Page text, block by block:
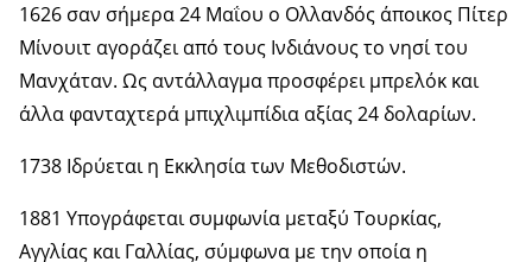
1626 σαν σήμερα 24 Μαΐου ο Ολλανδός άποικος Πίτερ
Μίνουιτ αγοράζει από τους Ινδιάνους το νησί του
Μανχάταν. Ως αντάλλαγμα προσφέρει μπρελόκ και
άλλα φανταχτερά μπιχλιμπίδια αξίας 24 δολαρίων.
1738 Ιδρύεται η Εκκλησία των Μεθοδιστών.
1881 Υπογράφεται συμφωνία μεταξύ Τουρκίας,
Αγγλίας και Γαλλίας, σύμφωνα με την οποία η